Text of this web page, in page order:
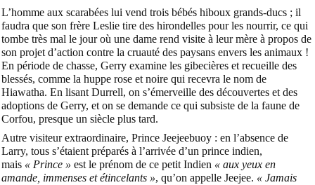
L’homme aux scarabées lui vend trois bébés hiboux grands-ducs ; il
faudra que son frère Leslie tire des hirondelles pour les nourrir, ce qui
tombe très mal le jour où une dame rend visite à leur mère à propos de
son projet d’action contre la cruauté des paysans envers les animaux !
En période de chasse, Gerry examine les gibecières et recueille des
blessés, comme la huppe rose et noire qui recevra le nom de
Hiawatha. En lisant Durrell, on s’émerveille des découvertes et des
adoptions de Gerry, et on se demande ce qui subsiste de la faune de
Corfou, presque un siècle plus tard.
Autre visiteur extraordinaire, Prince Jeejeebuoy : en l’absence de
Larry, tous s’étaient préparés à l’arrivée d’un prince indien,
mais « Prince » est le prénom de ce petit Indien « aux yeux en
amande, immenses et étincelants », qu’on appelle Jeejee. « Jamais